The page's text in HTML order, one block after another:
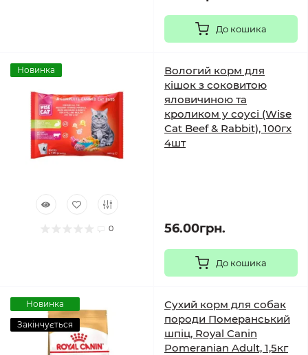
До кошика
Новинка
0
Вологий корм для
кішок з соковитою
яловичиною та
кроликом у соусі (Wise
Cat Beef & Rabbit), 100гх
4шт
56.00грн.
До кошика
Новинка
Закінчується
Сухий корм для собак
породи Померанський
шпіц, Royal Canin
Pomeranian Adult, 1,5кг